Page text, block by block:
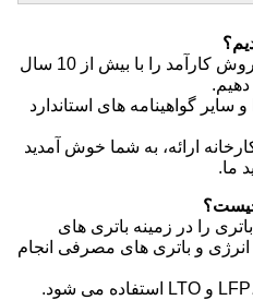
* ما می توانیم خدمات پس از فروش کارآمد را با بیش از 10 سال
دهیم.
* محصولات FCC، CE، ROHS و سایر گواهینامه های استاندارد
ارائه، به شما خوش آمدید
ما.
را در زمینه باتری های
و باتری های مصرفی انجام